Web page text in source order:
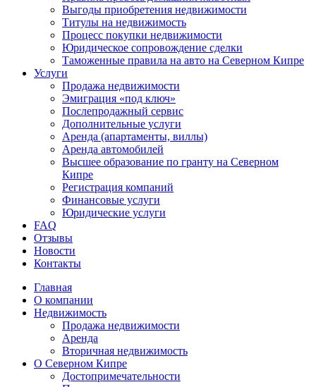
Выгоды приобретения недвижимости
Титулы на недвижимость
Процесс покупки недвижимости
Юридическое сопровождение сделки
Таможенные правила на авто на Северном Кипре
Услуги
Продажа недвижимости
Эмиграция «под ключ»
Послепродажный сервис
Дополнительные услуги
Аренда (апартаменты, виллы)
Аренда автомобилей
Высшее образование по гранту на Северном
Кипре
Регистрация компаний
Финансовые услуги
Юридические услуги
FAQ
Отзывы
Новости
Контакты
Главная
О компании
Недвижимость
Продажа недвижимости
Аренда
Вторичная недвижимость
О Северном Кипре
Достопримечательности